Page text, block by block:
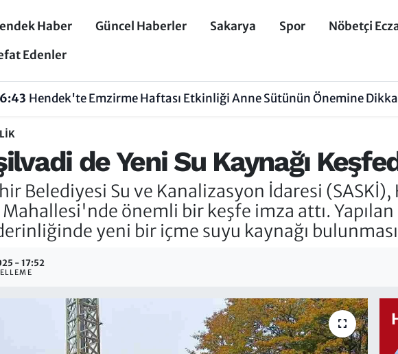
Haber Güncel Haberler Sakarya Spor
Nöbetçi
Edenler
Hendek'te Emzirme Haftası Etkinliği Anne Sütünün Önemine
de Yeni Su Kaynağı
Belediyesi Su ve Kanalizasyon İdaresi (SASKİ),
önemli bir keşfe imza attı. Yapılan
yeni bir içme suyu kaynağı
- 17:52